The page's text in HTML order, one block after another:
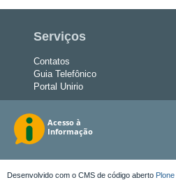
Serviços
Contatos
Guia Telefônico
Portal Unirio
Desenvolvido com o CMS de código aberto Plone